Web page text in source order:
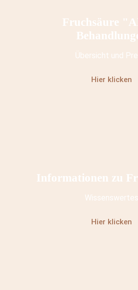
Fruchsäure
Übersicht und
Hier klicken
Informationen zu
Wissenswertes
Hier klicken